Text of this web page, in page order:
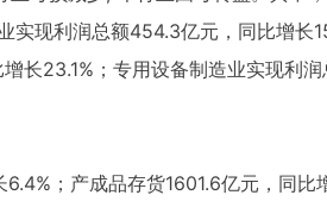
现利润总额454.3亿元，同比增长
长23.1%；专用设备制造业实现利
；产成品存货1601.6亿元，同比